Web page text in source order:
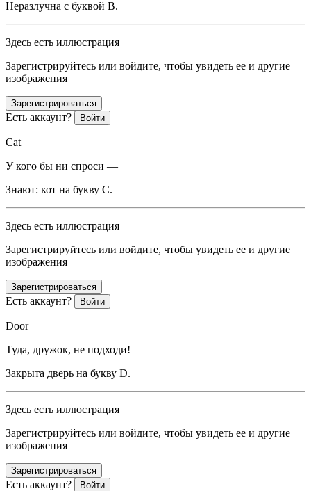
Неразлучна с буквой B.
Здесь есть иллюстрация
Зарегистрируйтесь или войдите, чтобы увидеть ее и другие
изображения
Зарегистрироваться
Есть аккаунт? Войти
Cat
У кого бы ни спроси —
Знают: кот на букву C.
Здесь есть иллюстрация
Зарегистрируйтесь или войдите, чтобы увидеть ее и другие
изображения
Зарегистрироваться
Есть аккаунт? Войти
Door
Туда, дружок, не подходи!
Закрыта дверь на букву D.
Здесь есть иллюстрация
Зарегистрируйтесь или войдите, чтобы увидеть ее и другие
изображения
Зарегистрироваться
Есть аккаунт? Войти